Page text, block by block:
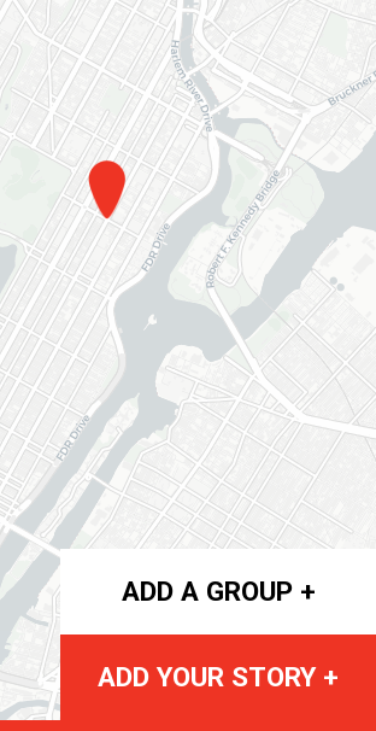
ADD A GROUP +
ADD YOUR STORY +